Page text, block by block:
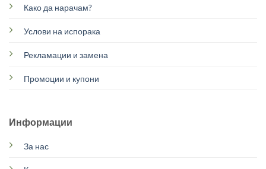
Како да нарачам?
Услови на испорака
Рекламации и замена
Промоции и купони
Информации
За нас